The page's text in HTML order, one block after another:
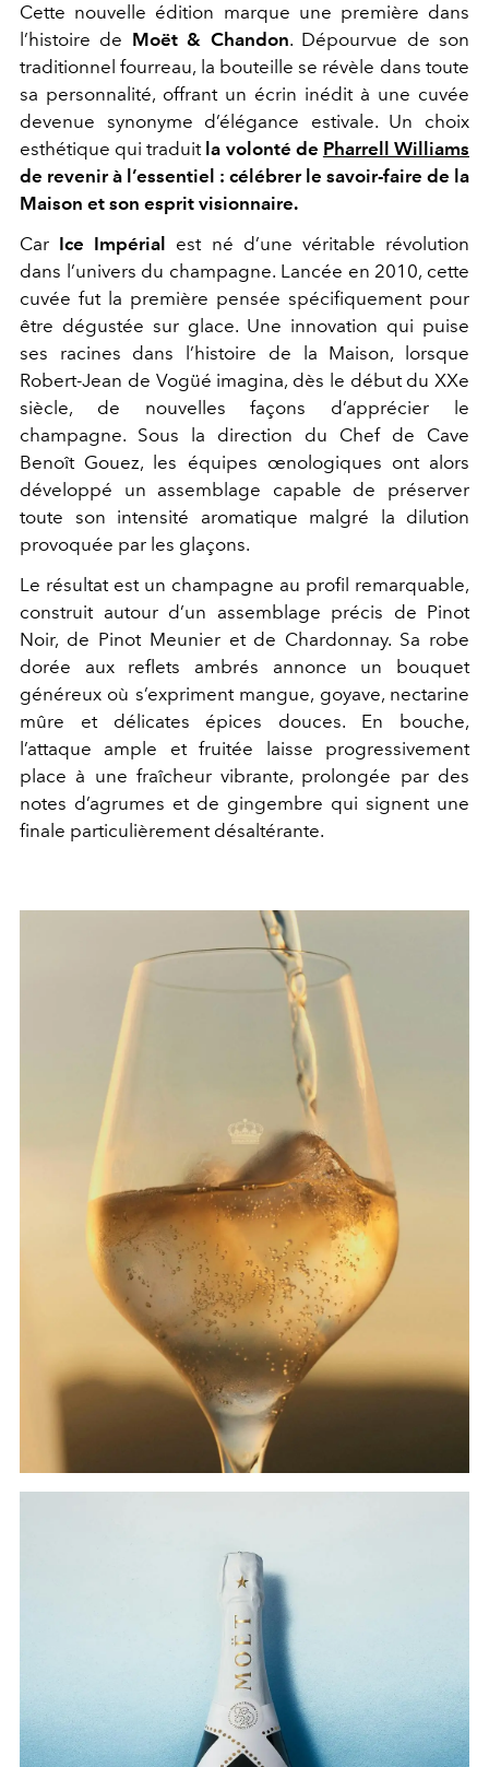
Cette nouvelle édition marque une première dans
l’histoire de Moët & Chandon. Dépourvue de son
traditionnel fourreau, la bouteille se révèle dans toute
sa personnalité, offrant un écrin inédit à une cuvée
devenue synonyme d’élégance estivale. Un choix
esthétique qui traduitla volonté de Pharrell Williams
de revenir à l’essentiel : célébrer le savoir-faire de la
Maison et son esprit visionnaire.
Car Ice Impérial
est né d’une véritable révolution
dans l’univers du champagne. Lancée en 2010, cette
cuvée fut la première pensée spécifiquement pour
être dégustée sur glace. Une innovation qui puise
ses racines dans l’histoire de la Maison, lorsque
Robert-Jean de Vogüé imagina, dès le début du XXe
siècle, de nouvelles façons d’apprécier le
champagne. Sous la direction du Chef de Cave
Benoît Gouez, les équipes œnologiques ont alors
développé un assemblage capable de préserver
toute son intensité aromatique malgré la dilution
provoquée par les glaçons.
Le résultat est un champagne au profil remarquable,
construit autour d’un assemblage précis de Pinot
Noir, de Pinot Meunier et de Chardonnay. Sa robe
dorée aux reflets ambrés annonce un bouquet
généreux où s’expriment mangue, goyave, nectarine
mûre et délicates épices douces. En bouche,
l’attaque ample et fruitée laisse progressivement
place à une fraîcheur vibrante, prolongée par des
notes d’agrumes et de gingembre qui signent une
finale particulièrement désaltérante.